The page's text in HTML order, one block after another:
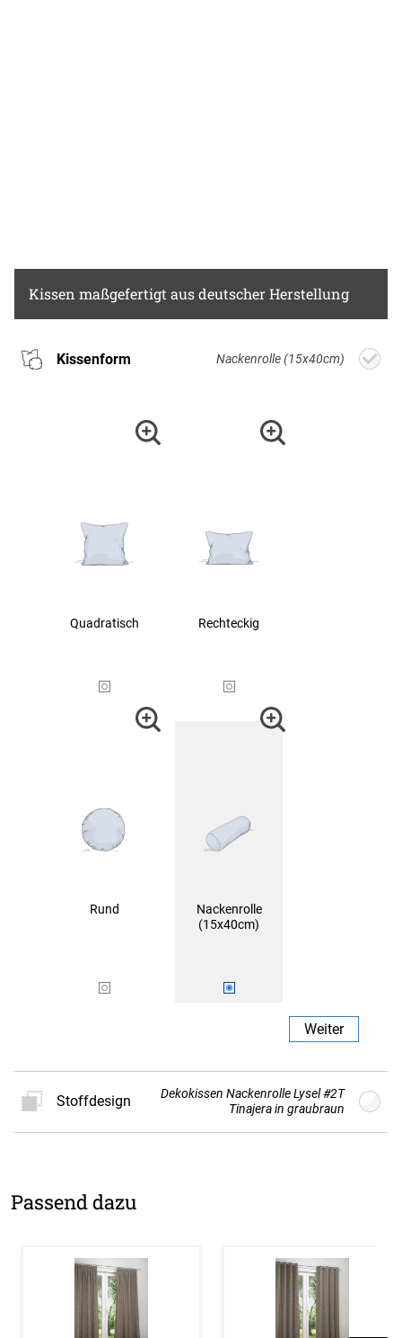
Kissen maßgefertigt aus deutscher Herstellung
Kissenform Nackenrolle (15x40cm)
Quadratisch Rechteckig
Rund
Nackenrolle
(15x40cm)
Weiter
Weiter
Stoffdesign
Dekokissen Nackenrolle Lysel #2T
Tinajera in graubraun
ausgeschlossen. Für eine schöne Optik
empfehlen wir die Füllung etwas größer als ihre
Kissenhülle zu wählen.
Passend dazu